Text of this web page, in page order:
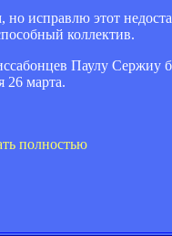
но исправлю этот
коллектив.
Паулу
26 марта.
полностью